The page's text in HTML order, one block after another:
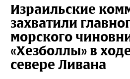
Израильские
захватили
морского
«Хезболлы» в
севере Ливана